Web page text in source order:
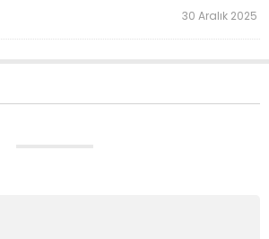
30 Aralık 2025